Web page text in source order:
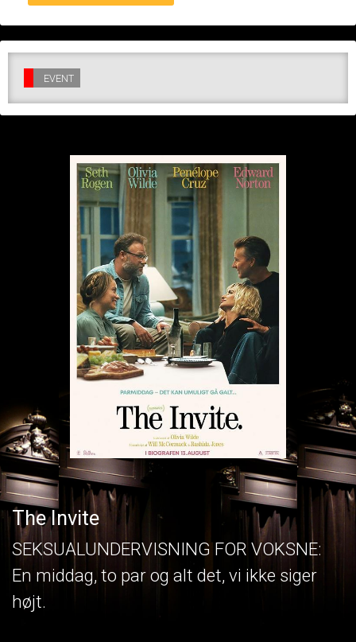
EVENT
The Invite
SEKSUALUNDERVISNING FOR VOKSNE:
En middag, to par og alt det, vi ikke siger
højt.